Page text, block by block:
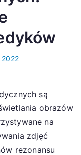
2022
są
obrazów
na
zdjęć
rezonansu